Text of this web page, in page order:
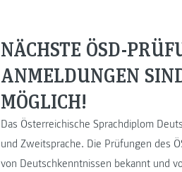
NÄCHSTE ÖSD-
ANMELDUNGEN
MÖGLICH!
Das Österreichische Sprachdiplom
und Zweitsprache. Die Prüfungen des
von Deutschkenntnissen bekannt und